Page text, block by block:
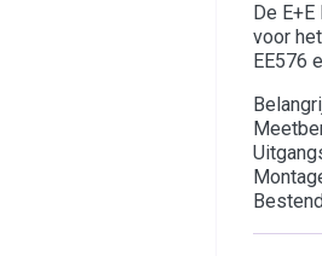
De
voor
EE576